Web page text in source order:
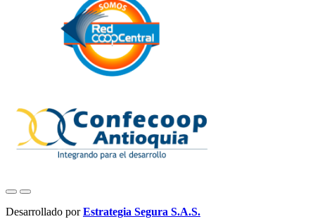
Desarrollado porEstrategia Segura S.A.S.